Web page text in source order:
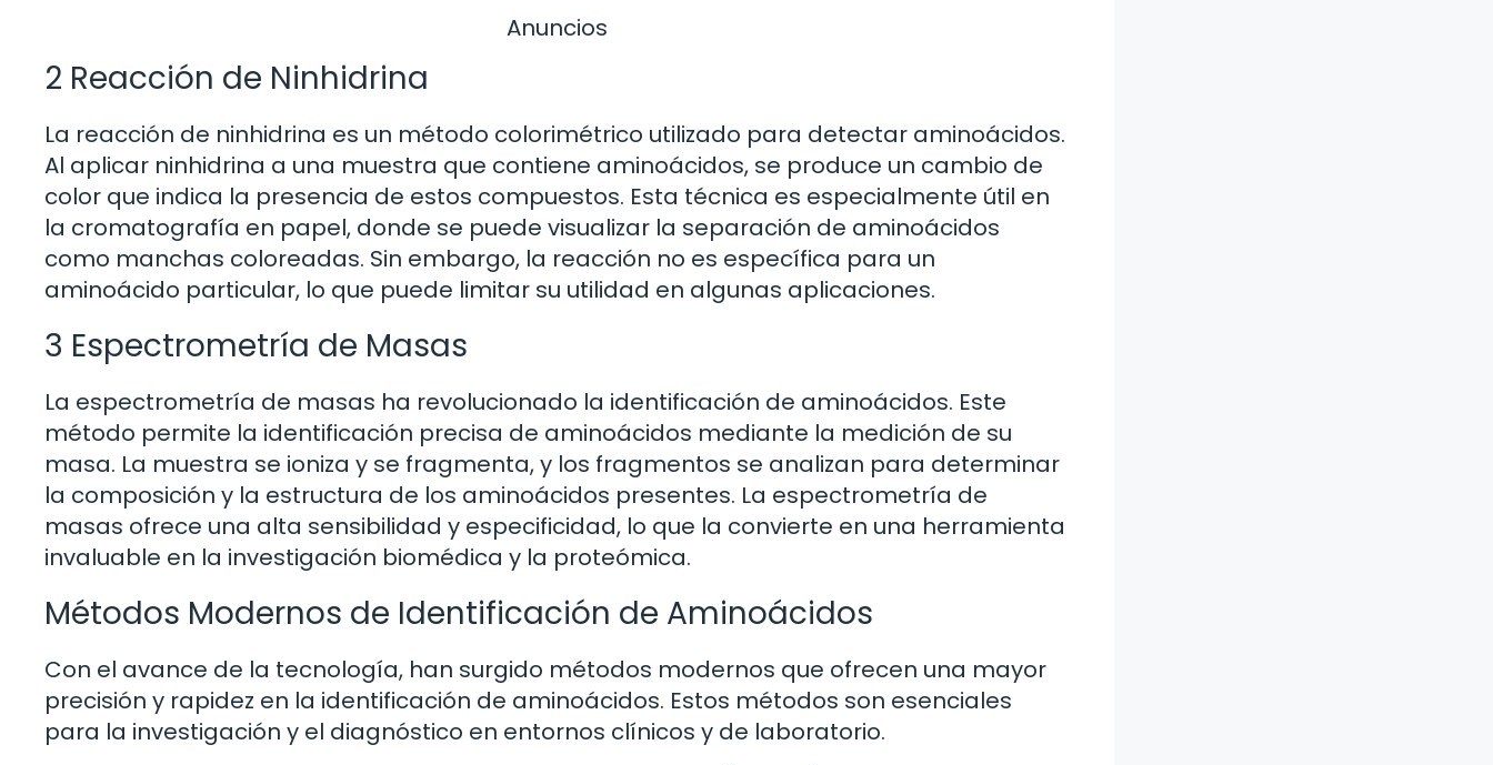
Anuncios
2 Reacción de Ninhidrina
La reacción de ninhidrina es un método colorimétrico utilizado para detectar aminoácidos.
Al aplicar ninhidrina a una muestra que contiene aminoácidos, se produce un cambio de
color que indica la presencia de estos compuestos. Esta técnica es especialmente útil en
la cromatografía en papel, donde se puede visualizar la separación de aminoácidos
como manchas coloreadas. Sin embargo, la reacción no es específica para un
aminoácido particular, lo que puede limitar su utilidad en algunas aplicaciones.
3 Espectrometría de Masas
La espectrometría de masas ha revolucionado la identificación de aminoácidos. Este
método permite la identificación precisa de aminoácidos mediante la medición de su
masa. La muestra se ioniza y se fragmenta, y los fragmentos se analizan para determinar
la composición y la estructura de los aminoácidos presentes. La espectrometría de
masas ofrece una alta sensibilidad y especificidad, lo que la convierte en una herramienta
invaluable en la investigación biomédica y la proteómica.
Métodos Modernos de Identificación de Aminoácidos
Con el avance de la tecnología, han surgido métodos modernos que ofrecen una mayor
precisión y rapidez en la identificación de aminoácidos. Estos métodos son esenciales
para la investigación y el diagnóstico en entornos clínicos y de laboratorio.